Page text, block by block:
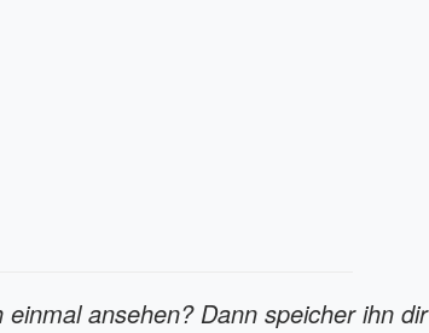
ansehen? Dann speicher ihn dir